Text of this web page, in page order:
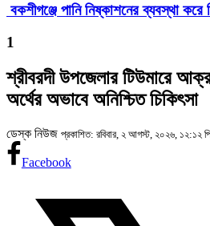
বকশীগঞ্জে পানি নিষ্কাশনের ব্যবস্থা করে
1
শ্রীবরদী উপজেলার টিউমারে
অর্থের অভাবে অনিশ্চিত চিকিৎসা
ডেস্ক নিউজ প্রকাশিত: রবিবার, ২ আগস্ট, ২০২৬, ১২:১২
Facebook